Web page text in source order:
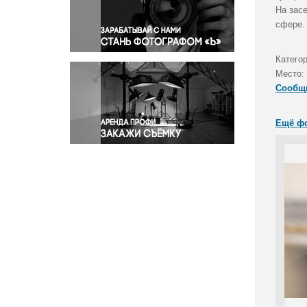
Правосудие
Происшествия и конфликты
Религия
Светская жизнь
Спорт
Экология
Экономика и бизнес
На
сфере.
Место:
Ещё